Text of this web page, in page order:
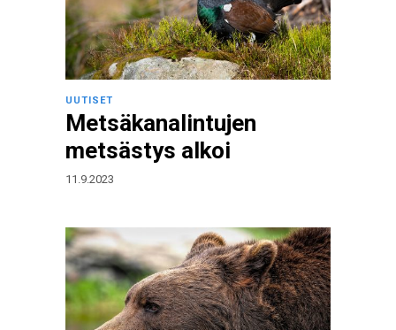
UUTISET
Metsäkanalintujen
metsästys alkoi
11.9.2023